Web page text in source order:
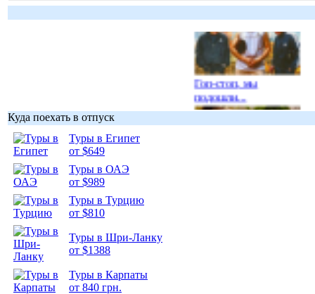
Гоп-стоп, мы
подошли...
Куда поехать в отпуск
Туры в Египет
от $649
Туры в ОАЭ
от $989
Туры в Турцию
от $810
Туры в Шри-Ланку
от $1388
Туры в Карпаты
от 840 грн.